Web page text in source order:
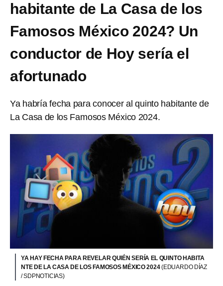
habitante de La Casa de los
Famosos México 2024? Un
conductor de Hoy sería el
afortunado
Ya habría fecha para conocer al quinto habitante de
La Casa de los Famosos México 2024.
YA HAY FECHA PARA REVELAR QUIÉN SERÍA EL QUINTO HABITA
NTE DE LA CASA DE LOS FAMOSOS MÉXICO 2024(EDUARDO DÍAZ
/ SDPNOTICIAS)